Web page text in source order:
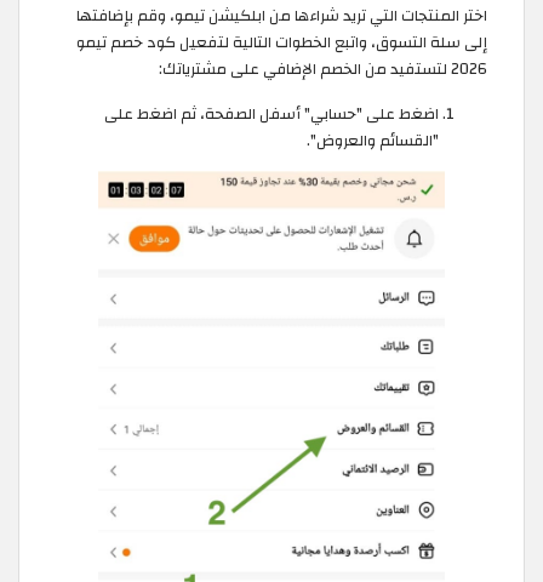
اختر المنتجات التي تريد شراءها من ابلكيشن تيمو، وقم بإضافتها
إلى سلة التسوق، واتبع الخطوات التالية لتفعيل كود خصم تيمو
2026 لتستفيد من الخصم الإضافي على مشترياتك:
اضغط على "حسابي" أسفل الصفحة، ثم اضغط على
"القسائم والعروض".